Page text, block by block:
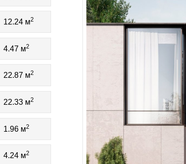
12.24 м2
4.47 м2
22.87 м2
22.33 м2
1.96 м2
4.24 м2